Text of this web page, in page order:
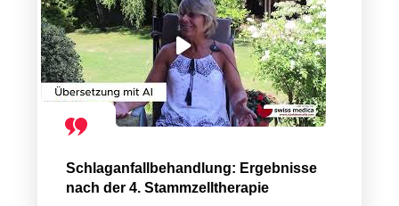
Schlaganfallbehandlung: Ergebnisse
nach der 4. Stammzelltherapie